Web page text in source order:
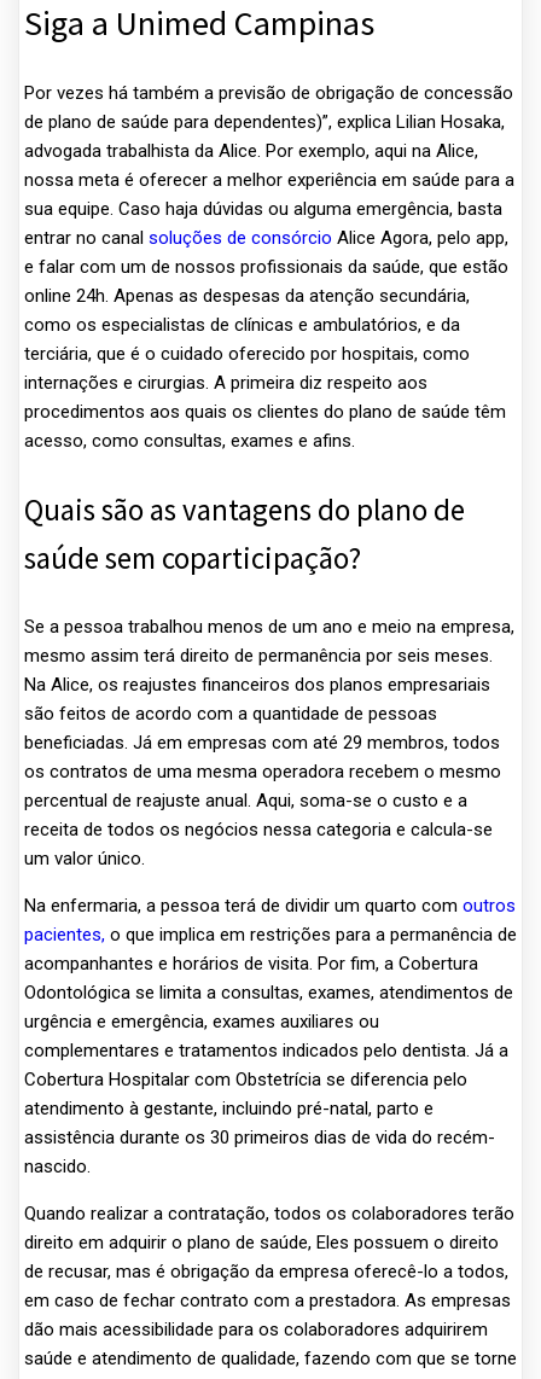
Siga a Unimed Campinas
Por vezes há também a previsão de obrigação de concessão
de plano de saúde para dependentes)”, explica Lilian Hosaka,
advogada trabalhista da Alice. Por exemplo, aqui na Alice,
nossa meta é oferecer a melhor experiência em saúde para a
sua equipe. Caso haja dúvidas ou alguma emergência, basta
entrar no canal soluções de consórcio Alice Agora, pelo app,
e falar com um de nossos profissionais da saúde, que estão
online 24h. Apenas as despesas da atenção secundária,
como os especialistas de clínicas e ambulatórios, e da
terciária, que é o cuidado oferecido por hospitais, como
internações e cirurgias. A primeira diz respeito aos
procedimentos aos quais os clientes do plano de saúde têm
acesso, como consultas, exames e afins.
Quais são as vantagens do plano de
saúde sem coparticipação?
Se a pessoa trabalhou menos de um ano e meio na empresa,
mesmo assim terá direito de permanência por seis meses.
Na Alice, os reajustes financeiros dos planos empresariais
são feitos de acordo com a quantidade de pessoas
beneficiadas. Já em empresas com até 29 membros, todos
os contratos de uma mesma operadora recebem o mesmo
percentual de reajuste anual. Aqui, soma-se o custo e a
receita de todos os negócios nessa categoria e calcula-se
um valor único.
Na enfermaria, a pessoa terá de dividir um quarto com outros
pacientes, o que implica em restrições para a permanência de
acompanhantes e horários de visita. Por fim, a Cobertura
Odontológica se limita a consultas, exames, atendimentos de
urgência e emergência, exames auxiliares ou
complementares e tratamentos indicados pelo dentista. Já a
Cobertura Hospitalar com Obstetrícia se diferencia pelo
atendimento à gestante, incluindo pré-natal, parto e
assistência durante os 30 primeiros dias de vida do recém-
nascido.
Quando realizar a contratação, todos os colaboradores terão
direito em adquirir o plano de saúde, Eles possuem o direito
de recusar, mas é obrigação da empresa oferecê-lo a todos,
em caso de fechar contrato com a prestadora. As empresas
dão mais acessibilidade para os colaboradores adquirirem
saúde e atendimento de qualidade, fazendo com que se torne